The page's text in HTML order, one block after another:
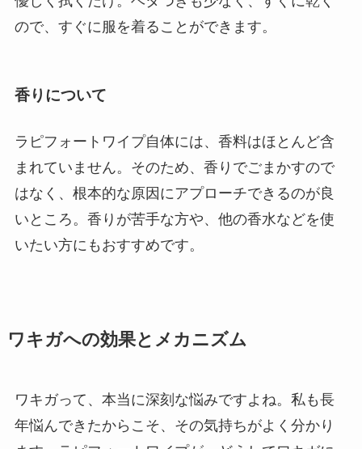
ので、すぐに服を着ることができます。
香りについて
ラピフォートワイプ自体には、香料はほとんど含
まれていません。そのため、香りでごまかすので
はなく、根本的な原因にアプローチできるのが良
いところ。香りが苦手な方や、他の香水などを使
いたい方にもおすすめです。
ワキガへの効果とメカニズム
ワキガって、本当に深刻な悩みですよね。私も長
年悩んできたからこそ、その気持ちがよく分かり